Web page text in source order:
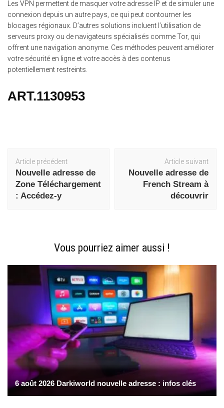
Les VPN permettent de masquer votre adresse IP et de simuler une
connexion depuis un autre pays, ce qui peut contourner les
blocages régionaux. D’autres solutions incluent l’utilisation de
serveurs proxy ou de navigateurs spécialisés comme Tor, qui
offrent une navigation anonyme. Ces méthodes peuvent améliorer
votre sécurité en ligne et votre accès à des contenus
potentiellement restreints.
ART.1130953
Navigation
d'article
Article précédent
Nouvelle adresse de
Zone Téléchargement
: Accédez-y
Article suivant
Nouvelle adresse de
French Stream à
découvrir
Vous pourriez aimer aussi !
6 août 2026 Darkiworld nouvelle adresse : infos clés